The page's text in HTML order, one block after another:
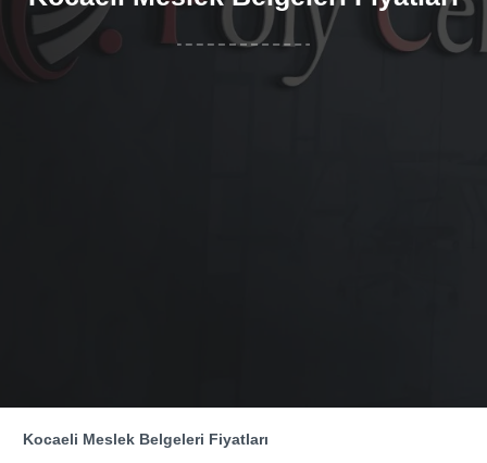
Kocaeli Meslek Belgeleri Fiyatları